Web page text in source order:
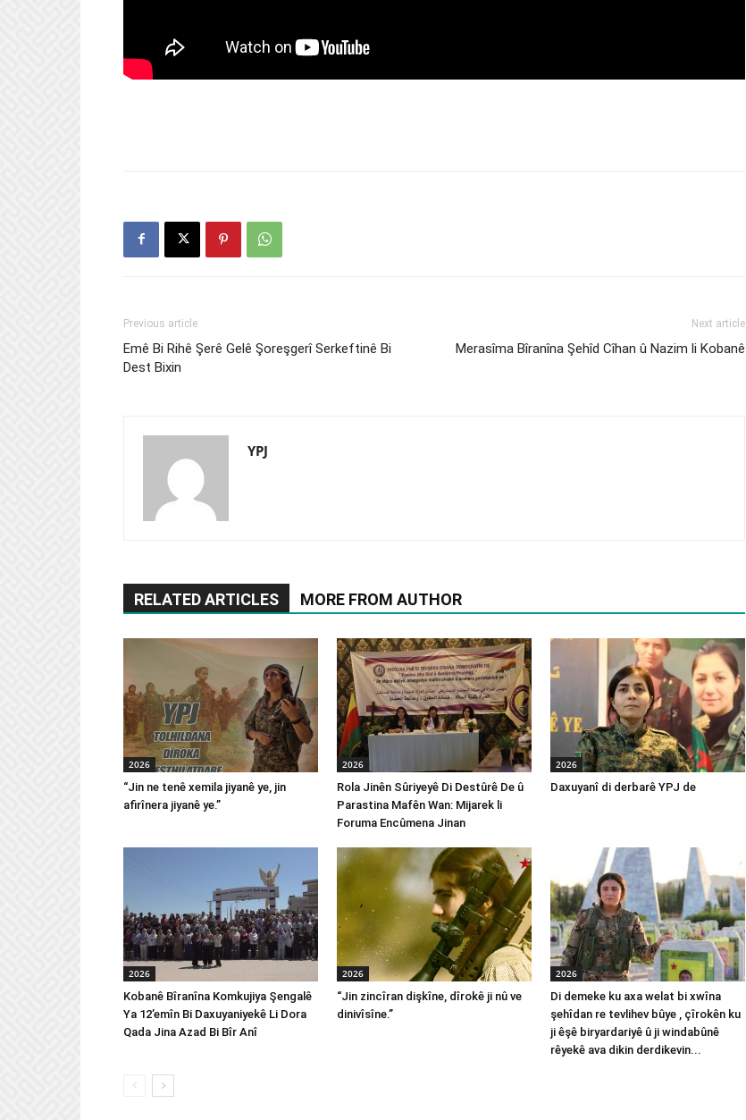
Previous article
Emê Bi Rihê Şerê Gelê Şoreşgerî Serkeftinê Bi
Dest Bixin
Next article
Merasîma Bîranîna Şehîd Cîhan û Nazim li Kobanê
YPJ
RELATED ARTICLES MORE FROM AUTHOR
2026
“Jin ne tenê xemila jiyanê ye, jin
afirînera jiyanê ye.”
2026
Rola Jinên Sûriyeyê Di Destûrê De û
Parastina Mafên Wan: Mijarek li
Foruma Encûmena Jinan
2026
Daxuyanî di derbarê YPJ de
2026
Kobanê Bîranîna Komkujiya Şengalê
Ya 12’emîn Bi Daxuyaniyekê Li Dora
Qada Jina Azad Bi Bîr Anî
2026
“Jin zincîran dişkîne, dîrokê ji nû ve
dinivîsîne.”
2026
Di demeke ku axa welat bi xwîna
şehîdan re tevlihev bûye , çîrokên ku
ji êşê biryardariyê û ji windabûnê
rêyekê ava dikin derdikevin...